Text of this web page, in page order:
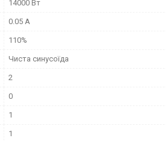
14000 Вт
0.05 А
110%
Чиста синусоїда
2
0
1
1